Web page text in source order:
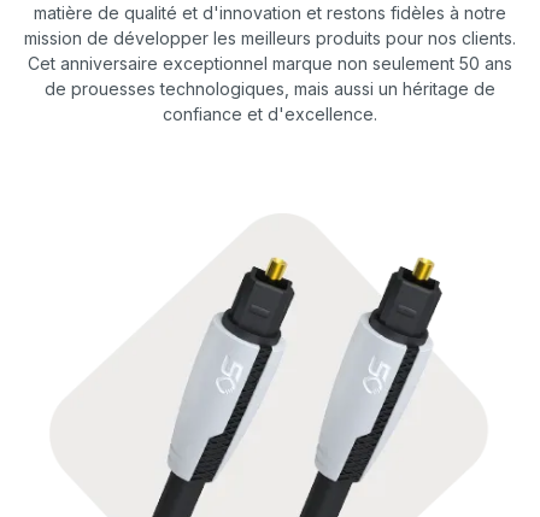
matière de qualité et d'innovation et restons fidèles à notre
mission de développer les meilleurs produits pour nos clients.
Cet anniversaire exceptionnel marque non seulement 50 ans
de prouesses technologiques, mais aussi un héritage de
confiance et d'excellence.